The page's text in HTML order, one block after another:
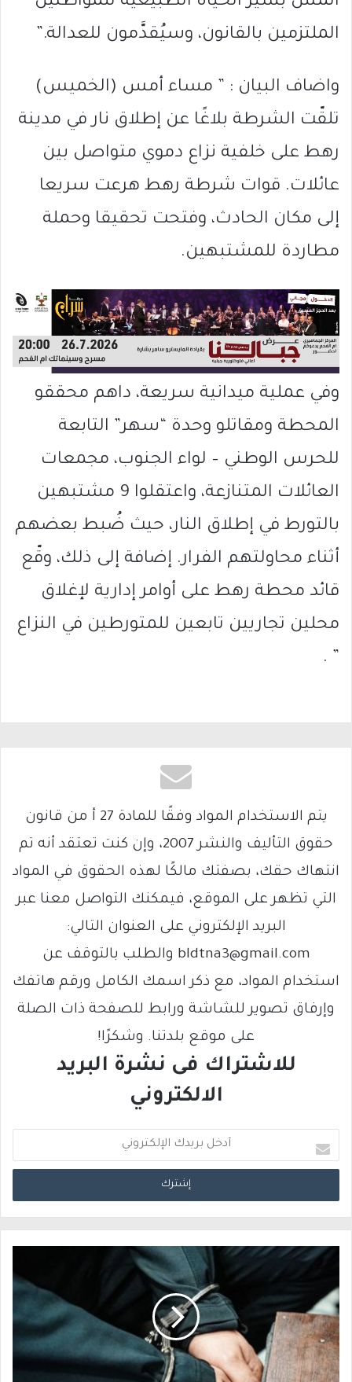
الملتزمين بالقانون، وسيُقدَّمون للعدالة.”
واضاف البيان : ” مساء أمس (الخميس)
تلقّت الشرطة بلاغًا عن إطلاق نار في مدينة
رهط على خلفية نزاع دموي متواصل بين
عائلات. قوات شرطة رهط هرعت سريعا
إلى مكان الحادث، وفتحت تحقيقا وحملة
مطاردة للمشتبهين.
وفي عملية ميدانية سريعة، داهم محققو
المحطة ومقاتلو وحدة “سهر” التابعة
للحرس الوطني – لواء الجنوب، مجمعات
العائلات المتنازعة، واعتقلوا 9 مشتبهين
بالتورط في إطلاق النار، حيث ضُبط بعضهم
أثناء محاولتهم الفرار. إضافة إلى ذلك، وقّع
قائد محطة رهط على أوامر إدارية لإغلاق
محلين تجاريين تابعين للمتورطين في النزاع
” .
يتم الاستخدام المواد وفقًا للمادة 27 أ من قانون
حقوق التأليف والنشر 2007، وإن كنت تعتقد أنه تم
انتهاك حقك، بصفتك مالكًا لهذه الحقوق في المواد
التي تظهر على الموقع، فيمكنك التواصل معنا عبر
البريد الإلكتروني على العنوان التالي:
bldtna3@gmail.com والطلب بالتوقف عن
استخدام المواد، مع ذكر اسمك الكامل ورقم هاتفك
وإرفاق تصوير للشاشة ورابط للصفحة ذات الصلة
على موقع بلدتنا. وشكرًا!
للاشتراك فى نشرة البريد
الالكتروني
د
خ
ي
د
ك